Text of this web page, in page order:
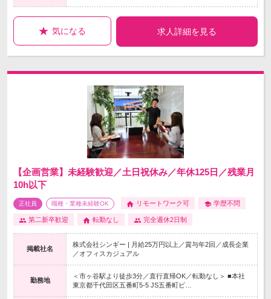
気になる 求人詳細を見る
【企画営業】未経験歓迎／土日祝休み／年休125日／残業月
10h以下
正社員 職種・業種未経験OK リモートワーク可 学歴不問
第二新卒歓迎 転勤なし 完全週休2日制
掲載社名
株式会社シンギー | 月給25万円以上／賞与年2回／成長企業
／オフィスカジュアル
勤務地
＜市ヶ谷駅より徒歩3分／直行直帰OK／転勤なし＞ ■本社
東京都千代田区五番町5-5 JS五番町ビ…